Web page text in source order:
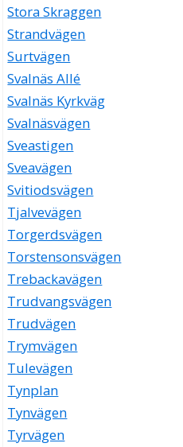
Stora Skraggen
Strandvägen
Surtvägen
Svalnäs Allé
Svalnäs Kyrkväg
Svalnäsvägen
Sveastigen
Sveavägen
Svitiodsvägen
Tjalvevägen
Torgerdsvägen
Torstensonsvägen
Trebackavägen
Trudvangsvägen
Trudvägen
Trymvägen
Tulevägen
Tynplan
Tynvägen
Tyrvägen